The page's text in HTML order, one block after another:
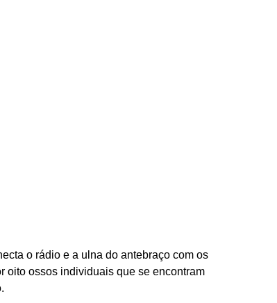
o rádio e a ulna do antebraço com os
oito ossos individuais que se encontram